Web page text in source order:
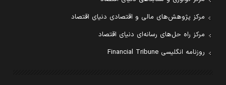
مرکز پژوهش‌های مالی و اقتصادی دنیای اقتصاد
مرکز راه حل‌های رسانه‌ای دنیای اقتصاد
روزنامه انگلیسی Financial Tribune